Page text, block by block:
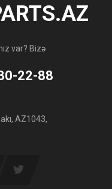
var? Bizə
22-88
AZ1043,